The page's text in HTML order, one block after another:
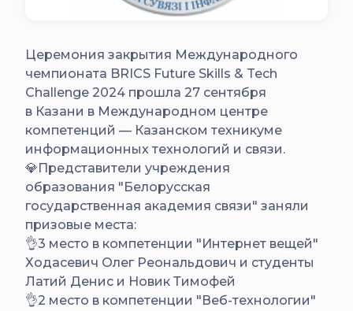
Церемония закрытия Международного
чемпионата BRICS Future Skills & Tech
Challenge 2024 прошла 27 сентября
в Казани в Международном центре
компетенций — Казанском техникуме
информационных технологий и связи.
💎Представители учреждения
образования "Белорусская
государственная академия связи" заняли
призовые места:
👌3 место в компетенции "Интернет вещей"
Ходасевич Олег Реональдович и студенты
Латий Денис и Новик Тимофей
👌2 место в компетенции "Веб-технологии"